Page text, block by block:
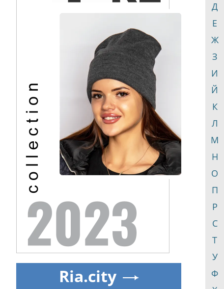
Д
Е
Ж
З
И
Й
К
Л
М
Н
О
П
Р
С
Т
У
Ф
Ria.city